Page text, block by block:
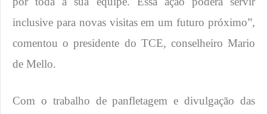
inclusive para novas visitas em um futuro próximo”,
comentou o presidente do TCE, conselheiro Mario
de Mello.
Com o trabalho de panfletagem e divulgação das